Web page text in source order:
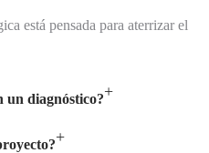
está pensada para aterrizar el
un diagnóstico?